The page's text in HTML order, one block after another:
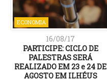
ECONOMIA
16/08/17
PARTICIPE: CICLO DE
PALESTRAS SERÁ
REALIZADO EM 23 e 24 DE
AGOSTO EM ILHÉUS